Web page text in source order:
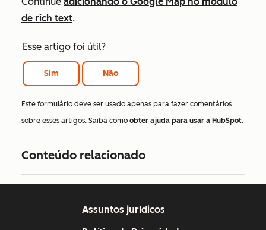
de rich text.
Esse artigo foi útil?
Sim Não
Este formulário deve ser usado apenas para fazer comentários
sobre esses artigos. Saiba como obter ajuda para usar a HubSpot.
Conteúdo relacionado
Assuntos jurídicos